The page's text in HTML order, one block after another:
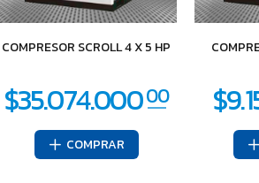
COMPRESOR SCROLL 4 X 5 HP
COMPRAR